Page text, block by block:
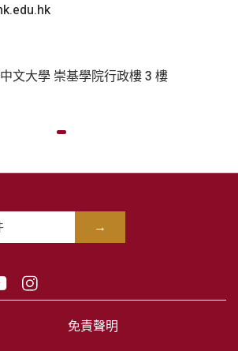
文大學 崇基學院行政樓 3 樓
免責聲明
→